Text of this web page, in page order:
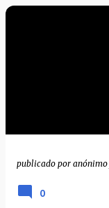
publicado por anónimo
0